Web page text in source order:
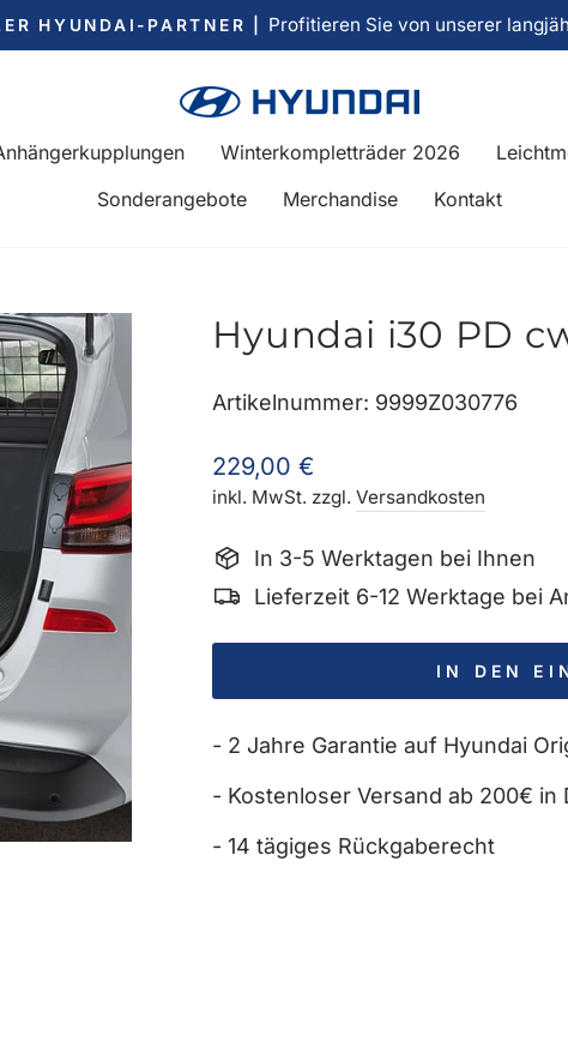
Pause
Diashow
HYUNDAI-PARTNER | Profitieren Sie von unserer
Winterkompletträder 2026
Sonderangebote
Merchandise Kontakt
Hyundai i30 PD
Artikelnummer: 9999Z030776
Normaler
Preis
229,00 €
inkl. MwSt. zzgl.Versandkosten
In 3-5 Werktagen bei Ihnen
Lieferzeit 6-12 Werktage bei
IN DEN
- 2 Jahre Garantie auf Hyundai
- Kostenloser Versand ab 200€
- 14 tägiges Rückgaberecht